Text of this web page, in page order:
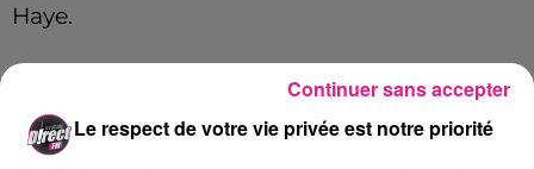
Haye.
Mathieu Bordaraud : membre du Kiwanis club de
Toul.
Le respect de votre vie privée est notre priorité
Continuer sans accepter